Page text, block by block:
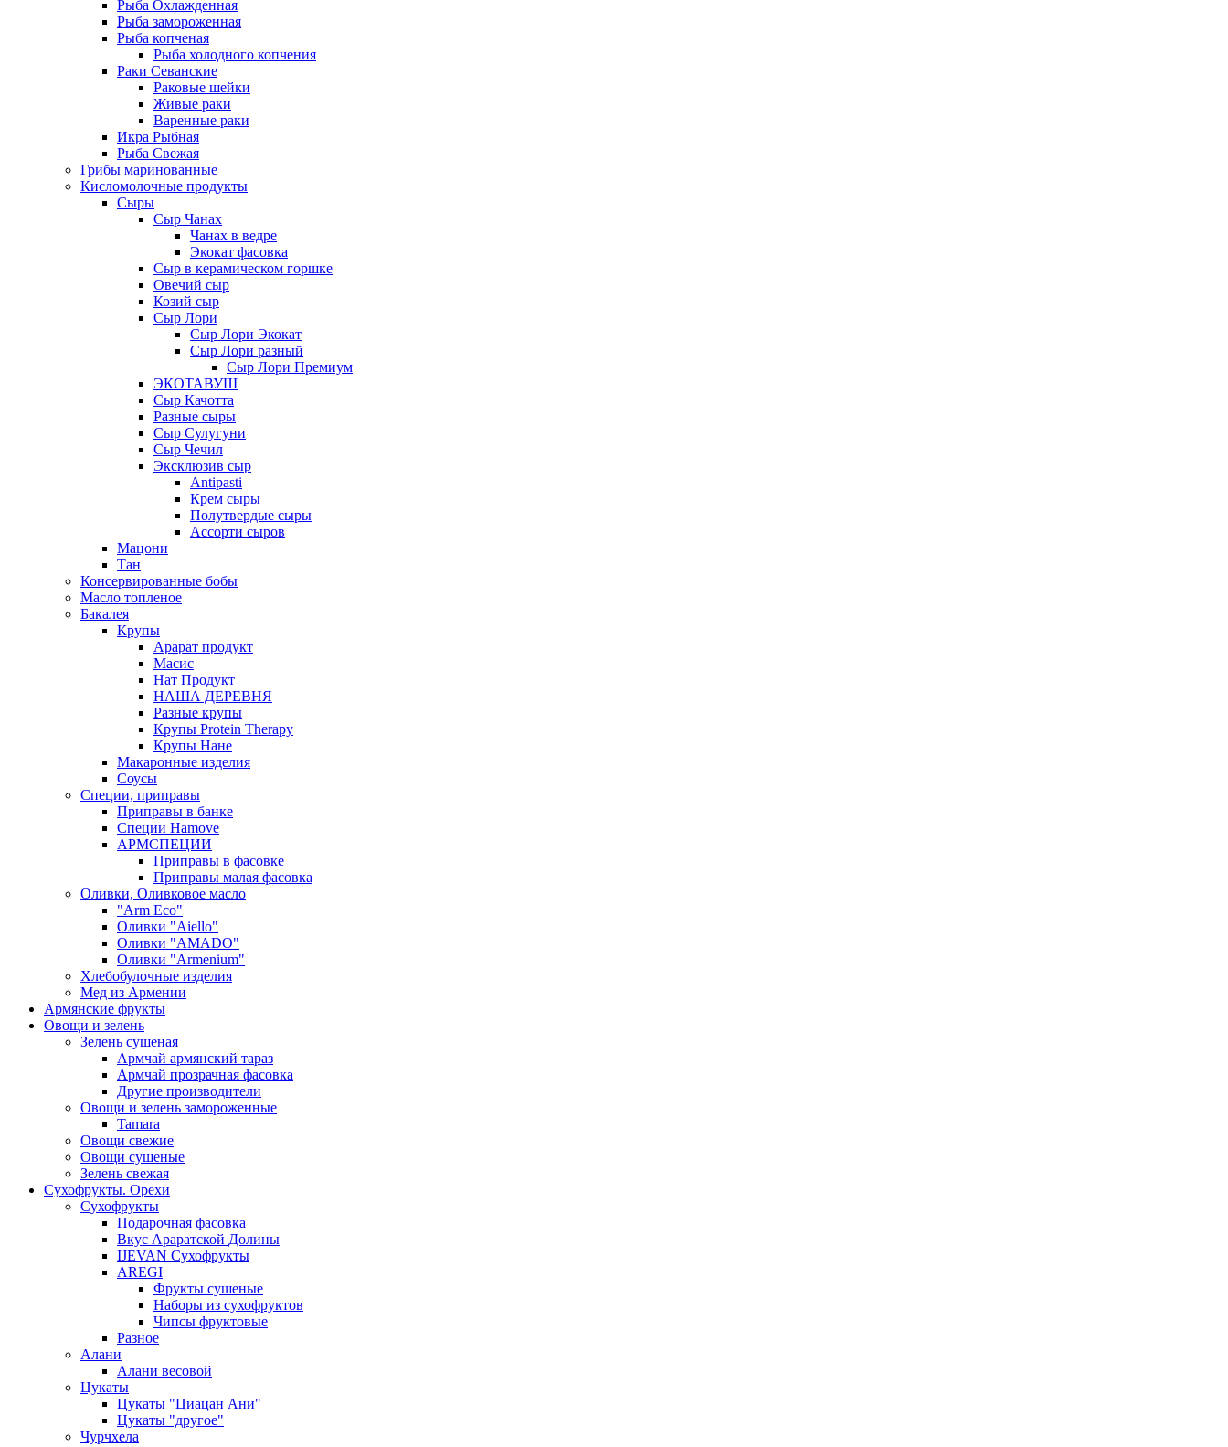
Рыба Охлажденная
Рыба замороженная
Рыба копченая
Рыба холодного копчения
Раки Севанские
Раковые шейки
Живые раки
Варенные раки
Икра Рыбная
Рыба Свежая
Грибы маринованные
Кисломолочные продукты
Сыры
Сыр Чанах
Чанах в ведре
Экокат фасовка
Сыр в керамическом горшке
Овечий сыр
Козий сыр
Сыр Лори
Сыр Лори Экокат
Сыр Лори разный
Сыр Лори Премиум
ЭКОТАВУШ
Сыр Качотта
Разные сыры
Сыр Сулугуни
Сыр Чечил
Эксклюзив сыр
Antipasti
Крем сыры
Полутвердые сыры
Ассорти сыров
Мацони
Тан
Консервированные бобы
Масло топленое
Бакалея
Крупы
Арарат продукт
Масис
Нат Продукт
НАША ДЕРЕВНЯ
Разные крупы
Крупы Protein Therapy
Крупы Нане
Макаронные изделия
Соусы
Специи, приправы
Приправы в банке
Специи Hamove
АРМСПЕЦИИ
Приправы в фасовке
Приправы малая фасовка
Оливки, Оливковое масло
"Arm Eco"
Оливки "Aiello"
Оливки "AMADO"
Оливки "Armenium"
Хлебобулочные изделия
Мед из Армении
Армянские фрукты
Овощи и зелень
Зелень сушеная
Армчай армянский тараз
Армчай прозрачная фасовка
Другие производители
Овощи и зелень замороженные
Tamara
Овощи свежие
Овощи сушеные
Зелень свежая
Сухофрукты. Орехи
Сухофрукты
Подарочная фасовка
Вкус Араратской Долины
IJEVAN Сухофрукты
AREGI
Фрукты сушеные
Наборы из сухофруктов
Чипсы фруктовые
Разное
Алани
Алани весовой
Цукаты
Цукаты "Циацан Ани"
Цукаты "другое"
Чурчхела